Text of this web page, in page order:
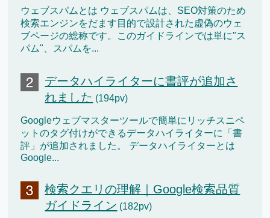
ウェブスパムとは ウェブスパムは、SEO対策のため
検索エンジンをだます目的で設計された虚偽のウェ
ブページの総称です。このガイドラインでは単に"ス
パム"、スパムを...
データハイライターに書評が追加さ
れました (194pv)
Googleウェブマスターツールで簡単にリッチスニペ
ットのタグ付けができるデータハイライターに「書
評」が追加されました。 データハイライターとは
Google...
検索クエリの理解｜Google検索品質
ガイドライン (182pv)